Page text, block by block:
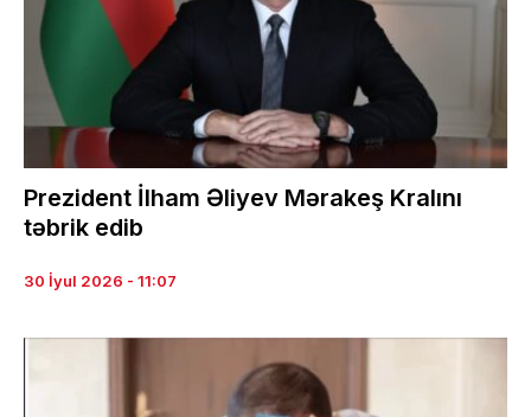
Prezident İlham Əliyev Mərakeş Kralını
təbrik edib
30 İyul 2026 - 11:07